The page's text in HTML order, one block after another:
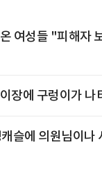
여성들 "피해자
장에 구렁이가 나
슬에 의원님이나